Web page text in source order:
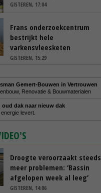
GISTEREN, 17:04
Frans onderzoekcentrum
bestrijkt hele
varkensvleesketen
GISTEREN, 15:29
Gemert-Bouwen in Vertrouwen
Renovatie & Bouwmaterialen
oud dak naar nieuw dak
energie levert.
Droogte veroorzaakt steeds
meer problemen: ‘Bassin
afgelopen week al leeg’
GISTEREN, 14:06